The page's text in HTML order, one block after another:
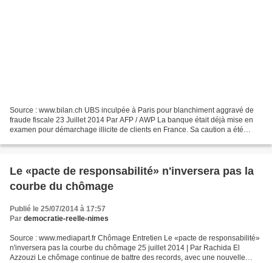
Source : www.bilan.ch UBS inculpée à Paris pour blanchiment aggravé de
fraude fiscale 23 Juillet 2014 Par AFP / AWP La banque était déjà mise en
examen pour démarchage illicite de clients en France. Sa caution a été
Le «pacte de responsabilité» n'inversera pas la
courbe du chômage
Publié le 25/07/2014 à 17:57
Par democratie-reelle-nimes
Source : www.mediapart.fr Chômage Entretien Le «pacte de responsabilité»
n'inversera pas la courbe du chômage 25 juillet 2014 | Par Rachida El
Azzouzi Le chômage continue de battre des records, avec une nouvelle